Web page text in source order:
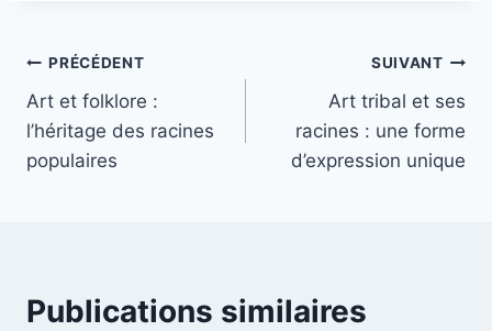
Navigation
de
l’article
PRÉCÉDENT
Art et folklore :
l’héritage des racines
populaires
SUIVANT
Art tribal et ses
racines : une forme
d’expression unique
Publications similaires